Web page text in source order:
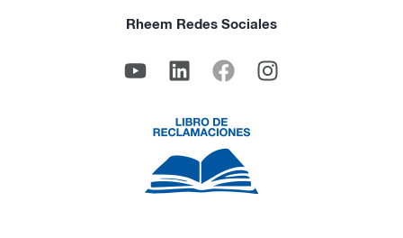
Rheem Redes Sociales